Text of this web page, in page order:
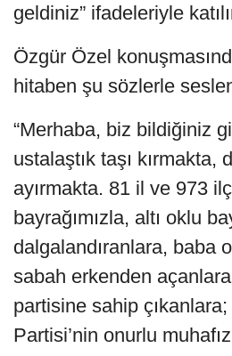
geldiniz” ifadeleriyle
Özgür Özel
hitaben şu sözlerle
“Merhaba, biz bildiğiniz
ustalaştık taşı kırmakta,
ayırmakta. 81 il ve 973
bayrağımızla, altı oklu
dalgalandıranlara, baba
sabah erkenden
partisine sahip
Partisi’nin onurlu